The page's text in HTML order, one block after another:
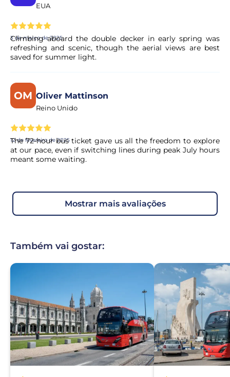
EUA
3 de março de 2025
Climbing aboard the double decker in early spring was
refreshing and scenic, though the aerial views are best
saved for summer light.
OM Oliver Mattinson
Reino Unido
12 de fevereiro de 2025
The 72-hour bus ticket gave us all the freedom to explore
at our pace, even if switching lines during peak July hours
meant some waiting.
mostrar mais avaliações
Também vai gostar: